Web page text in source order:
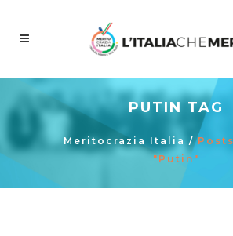
PUTIN TAG
Meritocrazia Italia /
"putin"